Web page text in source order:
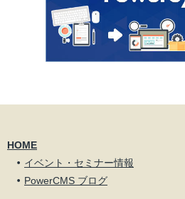
HOME
イベント・セミナー情報
PowerCMS ブログ